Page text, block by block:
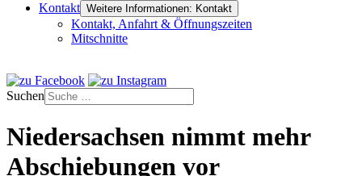
Kontakt Weitere Informationen: Kontakt
Kontakt, Anfahrt & Öffnungszeiten
Mitschnitte
Suchen
Niedersachsen nimmt mehr
Abschiebungen vor